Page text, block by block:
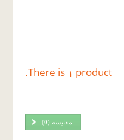
There is 1 product.
مقایسه (0
)